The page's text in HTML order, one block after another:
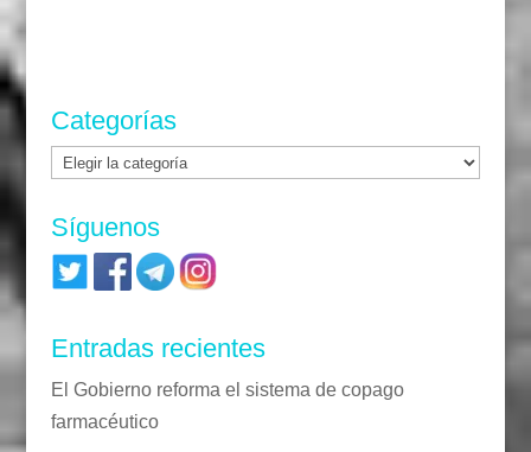
Categorías
Categorías
Síguenos
Entradas recientes
El Gobierno reforma el sistema de copago
farmacéutico